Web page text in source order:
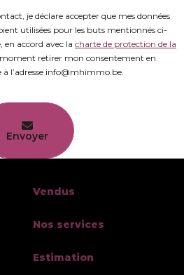
je déclare accepter que mes données
utilisées pour les buts mentionnés ci-
en accord avec la charte de protection de la
retirer mon consentement en
l’adresse info@mhimmo.be.
Envoyer
Vendus
Nos services
Estimation